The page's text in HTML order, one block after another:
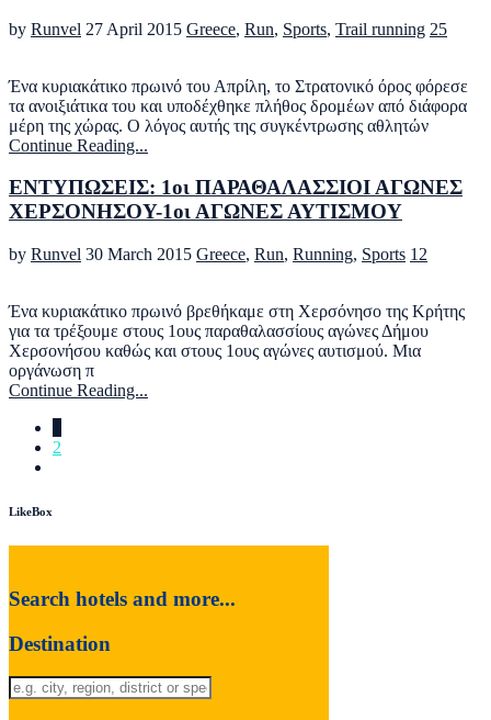
by Runvel 27 April 2015 Greece, Run, Sports, Trail running 25
Ένα κυριακάτικο πρωινό του Απρίλη, το Στρατονικό όρος φόρεσε
τα ανοιξιάτικα του και υποδέχθηκε πλήθος δρομέων από διάφορα
μέρη της χώρας. Ο λόγος αυτής της συγκέντρωσης αθλητών
Continue Reading...
ΕΝΤΥΠΩΣΕΙΣ: 1οι ΠΑΡΑΘΑΛΑΣΣΙΟΙ ΑΓΩΝΕΣ
ΧΕΡΣΟΝΗΣΟΥ-1οι ΑΓΩΝΕΣ ΑΥΤΙΣΜΟΥ
by Runvel 30 March 2015 Greece, Run, Running, Sports 12
Ένα κυριακάτικο πρωινό βρεθήκαμε στη Χερσόνησο της Κρήτης
για τα τρέξουμε στους 1ους παραθαλασσίους αγώνες Δήμου
Χερσονήσου καθώς και στους 1ους αγώνες αυτισμού. Μια
οργάνωση π
Continue Reading...
2
LikeBox
Search hotels and more...
Destination